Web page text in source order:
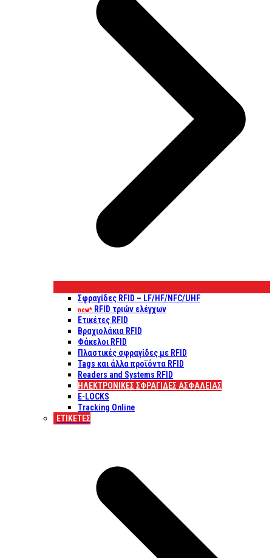
Σφραγίδες RFID – LF/HF/NFC/UHF
new* RFID τριών ελέγχων
Ετικέτες RFID
Βραχιολάκια RFID
Φάκελοι RFID
Πλαστικές σφραγίδες με RFID
Tags και άλλα προϊόντα RFID
Readers and Systems RFID
ΗΛΕΚΤΡΟΝΙΚΕΣ ΣΦΡΑΓΙΔΕΣ ΑΣΦΑΛΕΙΑΣ
E-LOCKS
Tracking Online
ΕΤΙΚΈΤΕΣ